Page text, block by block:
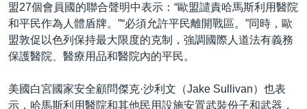
盟27個會員國的聯合聲明中表示：“歐盟譴責哈馬斯利用醫院
和平民作為人體盾牌。”“必須允許平民離開戰區。”同時，歐
盟敦促以色列保持最大限度的克制，強調國際人道法有義務
保護醫院、醫療用品和醫院內的平民。
美國白宮國家安全顧問傑克·沙利文（Jake Sullivan）也表
示，哈馬斯利用醫院和其他民用設施安置武裝份子和武器，